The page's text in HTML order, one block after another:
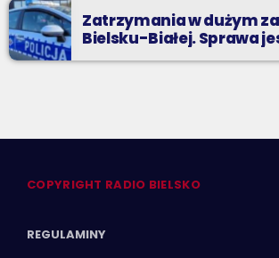
Zatrzymania w dużym
Bielsku-Białej. Sprawa
COPYRIGHT RADIO BIELSKO
REGULAMINY